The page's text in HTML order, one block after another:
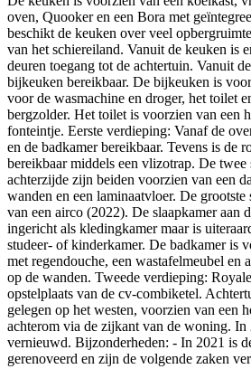
oven, Quooker en een Bora met
beschikt de keuken over veel
van het schiereiland. Vanuit de keuken is
deuren toegang tot de achtertuin. Vanuit
bijkeuken bereikbaar. De bijkeuken is
voor de wasmachine en droger, het toilet
bergzolder. Het toilet is voorzien van een
fonteintje. Eerste verdieping: Vanaf de
en de badkamer bereikbaar. Tevens is de
bereikbaar middels een vlizotrap. De twee
achterzijde zijn beiden voorzien van een
wanden en een laminaatvloer. De grootste
van een airco (2022). De slaapkamer aan
ingericht als kledingkamer maar is
studeer- of kinderkamer. De badkamer is
met regendouche, een wastafelmeubel en
op de wanden. Tweede verdieping:
opstelplaats van de cv-combiketel.
gelegen op het westen, voorzien van een
achterom via de zijkant van de woning. In
vernieuwd. Bijzonderheden: - In 2021 is
gerenoveerd en zijn de volgende zaken